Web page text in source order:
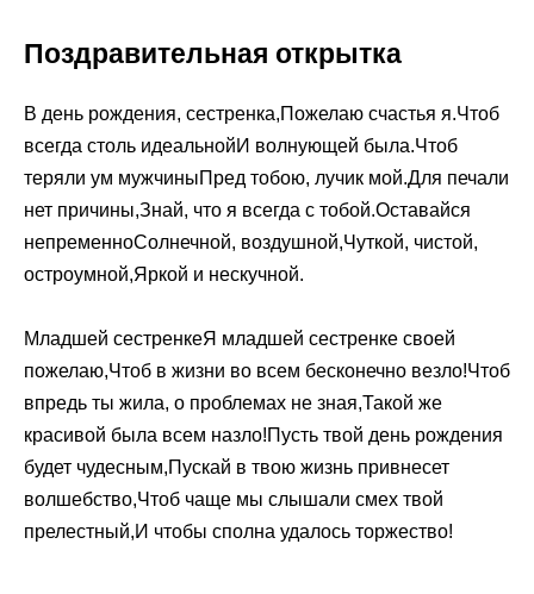
Поздравительная открытка
В день рождения, сестренка,Пожелаю счастья я.Чтоб
всегда столь идеальнойИ волнующей была.Чтоб
теряли ум мужчиныПред тобою, лучик мой.Для печали
нет причины,Знай, что я всегда с тобой.Оставайся
непременноСолнечной, воздушной,Чуткой, чистой,
остроумной,Яркой и нескучной.
Младшей сестренкеЯ младшей сестренке своей
пожелаю,Чтоб в жизни во всем бесконечно везло!Чтоб
впредь ты жила, о проблемах не зная,Такой же
красивой была всем назло!Пусть твой день рождения
будет чудесным,Пускай в твою жизнь привнесет
волшебство,Чтоб чаще мы слышали смех твой
прелестный,И чтобы сполна удалось торжество!